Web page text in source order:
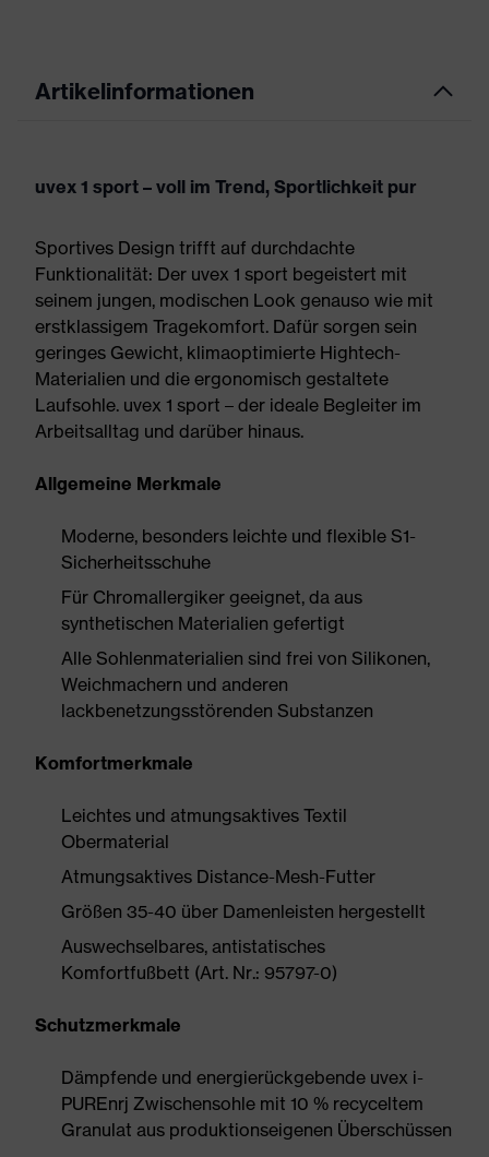
Artikelinformationen
uvex 1 sport – voll im Trend, Sportlichkeit pur
Sportives Design trifft auf durchdachte
Funktionalität: Der uvex 1 sport begeistert mit
seinem jungen, modischen Look genauso wie mit
erstklassigem Tragekomfort. Dafür sorgen sein
geringes Gewicht, klimaoptimierte Hightech-
Materialien und die ergonomisch gestaltete
Laufsohle. uvex 1 sport – der ideale Begleiter im
Arbeitsalltag und darüber hinaus.
Allgemeine Merkmale
Moderne, besonders leichte und flexible S1-
Sicherheitsschuhe
Für Chromallergiker geeignet, da aus
synthetischen Materialien gefertigt
Alle Sohlenmaterialien sind frei von Silikonen,
Weichmachern und anderen
lackbenetzungsstörenden Substanzen
Komfortmerkmale
Leichtes und atmungsaktives Textil
Obermaterial
Atmungsaktives Distance-Mesh-Futter
Größen 35-40 über Damenleisten hergestellt
Auswechselbares, antistatisches
Komfortfußbett (Art. Nr.: 95797-0)
Schutzmerkmale
Dämpfende und energierückgebende uvex i-
PUREnrj Zwischensohle mit 10 % recyceltem
Granulat aus produktionseigenen Überschüssen